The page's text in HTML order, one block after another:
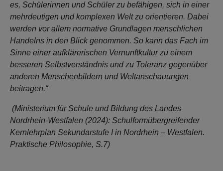
es, Schülerinnen und Schüler zu befähigen, sich in einer
mehrdeutigen und komplexen Welt zu orientieren. Dabei
werden vor allem normative Grundlagen menschlichen
Handelns in den Blick genommen. So kann das Fach im
Sinne einer aufklärerischen Vernunftkultur zu einem
besseren Selbstverständnis und zu Toleranz gegenüber
anderen Menschenbildern und Weltanschauungen
beitragen.“
(Ministerium für Schule und Bildung des Landes
Nordrhein-Westfalen (2024): Schulformübergreifender
Kernlehrplan Sekundarstufe I in Nordrhein – Westfalen.
Praktische Philosophie, S.7)